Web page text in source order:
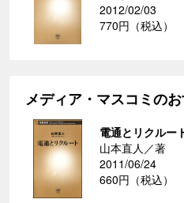
2012/02/03
770円（税込）
メディア・マスコミの
電通とリクルー
山本直人／著
2011/06/24
660円（税込）